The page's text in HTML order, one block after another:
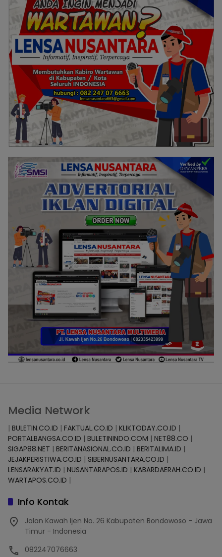
Media Network
| BULETIN.CO.ID | FAKTUAL.CO.ID | KLIKTODAY.CO.ID |
PORTALBANGSA.CO.ID | BULETININDO.COM | NET88.CO |
SIGAP88.NET | BERITANASIONAL.CO.ID | BERITALIMA.ID |
JEJAKPERISTIWA.CO.ID | SIBERNUSANTARA.CO.ID |
LENSARAKYAT.ID | NUSANTARAPOS.ID | KABARDAERAH.CO.ID |
WARTAPOS.CO.ID |
Info Kontak
Jalan Kawah Ijen No. 26 Kabupaten Bondowoso - Jawa
Timur - Indonesia
082247076663